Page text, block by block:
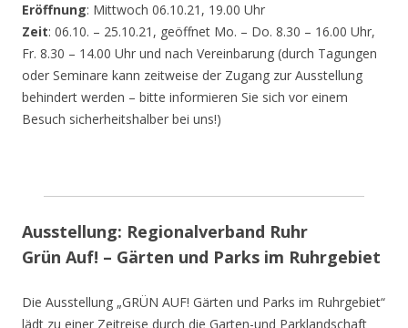
Eröffnung: Mittwoch 06.10.21, 19.00 Uhr
Zeit: 06.10. – 25.10.21, geöffnet Mo. – Do. 8.30 – 16.00 Uhr,
Fr. 8.30 – 14.00 Uhr und nach Vereinbarung (durch Tagungen
oder Seminare kann zeitweise der Zugang zur Ausstellung
behindert werden – bitte informieren Sie sich vor einem
Besuch sicherheitshalber bei uns!)
Ausstellung: Regionalverband Ruhr
Grün Auf! – Gärten und Parks im Ruhrgebiet
Die Ausstellung „GRÜN AUF! Gärten und Parks im Ruhrgebiet“
lädt zu einer Zeitreise durch die Garten-und Parklandschaft